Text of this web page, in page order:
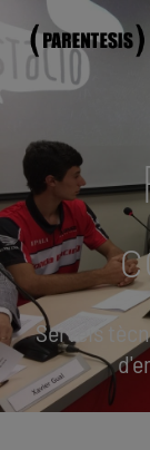
contingut
Serveis